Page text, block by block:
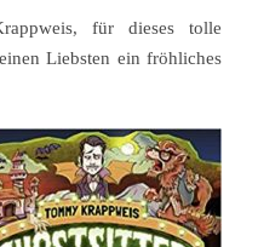
für dieses tolle
Liebsten ein fröhliches